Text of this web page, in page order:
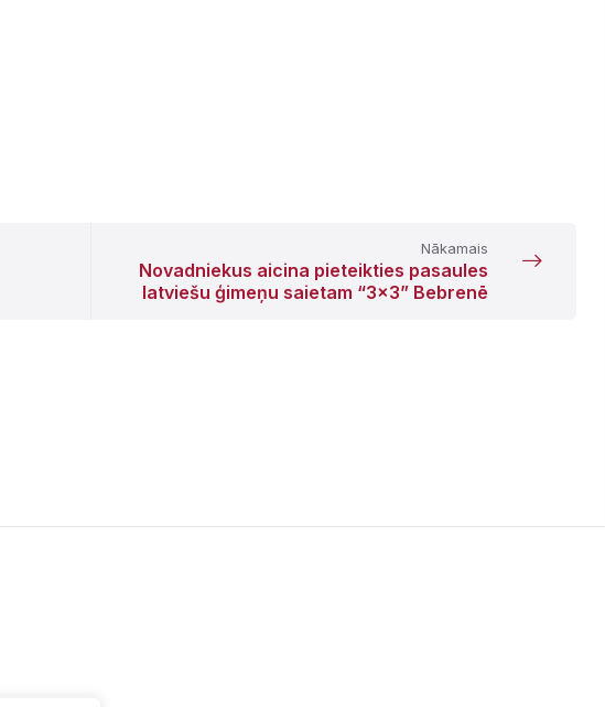
Nākamais
Novadniekus aicina pieteikties pasaules
latviešu ģimeņu saietam “3x3” Bebrenē